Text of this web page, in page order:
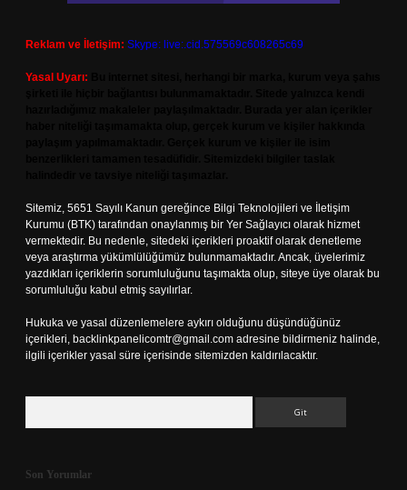
Reklam ve İletişim: Skype: live:.cid.575569c608265c69
Yasal Uyarı:
Sitemiz, 5651 Sayılı Kanun gereğince Bilgi Teknolojileri ve İletişim
Kurumu (BTK) tarafından onaylanmış bir Yer Sağlayıcı olarak hizmet
vermektedir. Bu nedenle, sitedeki içerikleri proaktif olarak denetleme
veya araştırma yükümlülüğümüz bulunmamaktadır. Ancak, üyelerimiz
yazdıkları içeriklerin sorumluluğunu taşımakta olup, siteye üye olarak bu
sorumluluğu kabul etmiş sayılırlar.
Hukuka ve yasal düzenlemelere aykırı olduğunu düşündüğünüz
içerikleri, backlinkpanelicomtr@gmail.com adresine bildirmeniz halinde,
ilgili içerikler yasal süre içerisinde sitemizden kaldırılacaktır.
Son Yorumlar